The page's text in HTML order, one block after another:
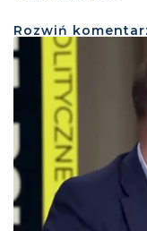
Rozwiń